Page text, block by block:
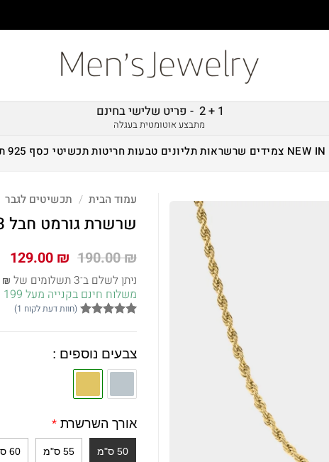
1 + 2 - פריט שלישי בחינם
מתבצע אוטומטית בעגלה
NEW IN צמידים שרשראותתליונים טבעותחריטותתכשיטי כסף 925
עמוד הבית / תכשיטים לגבר
שרשרת גורמט חבל 3 מ"מ – זהב
190.00₪ המחיר
המקורי
היה:
190.00 ₪.
129.00 ₪
ניתן לשלם ב־3 תשלומים של ₪
משלוח חינם בקנייה מעל 199 ש״ח!
דירוגים של
לקוחות
(חוות דעת לקוח 1
)
צבעים נוספים :
אורך השרשרת*
50 ס"מ 55 ס"מ 60 ס"מ